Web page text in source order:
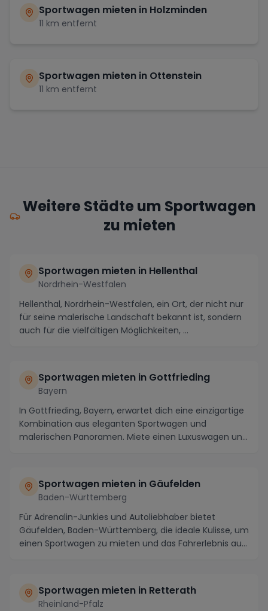
Sportwagen mieten in Holzminden
11 km entfernt
Sportwagen mieten in Ottenstein
11 km entfernt
Weitere Städte um Sportwagen
zu mieten
Sportwagen mieten in Hellenthal
Nordrhein-Westfalen
Hellenthal, Nordrhein-Westfalen, ein Ort, der nicht nur
für seine malerische Landschaft bekannt ist, sondern
auch für die vielfältigen Möglichkeiten, ...
Sportwagen mieten in Gottfrieding
Bayern
In Gottfrieding, Bayern, erwartet dich eine einzigartige
Kombination aus eleganten Sportwagen und
malerischen Panoramen. Miete einen Luxuswagen und
Sportwagen mieten in Gäufelden
Baden-Württemberg
Für Adrenalin-Junkies und Autoliebhaber bietet
Gäufelden, Baden-Württemberg, die ideale Kulisse, um
einen Sportwagen zu mieten und das Fahrerlebnis au...
Sportwagen mieten in Retterath
Rheinland-Pfalz